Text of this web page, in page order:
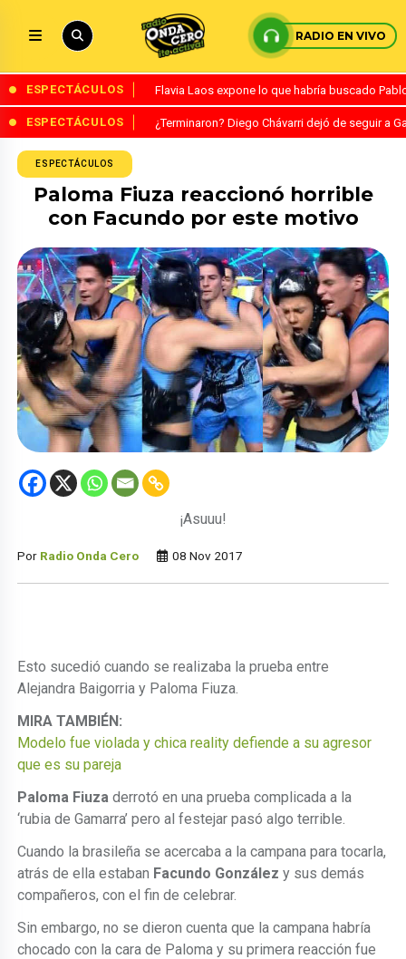
RADIO EN VIVO
ESPECTÁCULOS Flavia Laos expone lo que habría buscado
ESPECTÁCULOS ¿Terminaron? Diego Chávarri dejó de seguir a
ESPECTÁCULOS
Paloma Fiuza reaccionó horrible
con Facundo por este motivo
¡Asuuu!
Por Radio Onda Cero 08 Nov 2017
Esto sucedió cuando se realizaba la prueba entre
Alejandra Baigorria y Paloma Fiuza.
MIRA TAMBIÉN:
Modelo fue violada y chica reality defiende a su agresor
que es su pareja
Paloma Fiuza derrotó en una prueba complicada a la
‘rubia de Gamarra’ pero al festejar pasó algo terrible.
Cuando la brasileña se acercaba a la campana para tocarla,
atrás de ella estaban Facundo González y sus demás
compañeros, con el fin de celebrar.
Sin embargo, no se dieron cuenta que la campana habría
chocado con la cara de Paloma y su primera reacción fue